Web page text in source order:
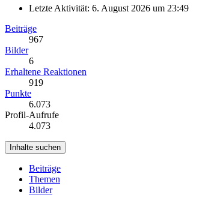
Letzte Aktivität: 6. August 2026 um 23:49
Beiträge
967
Bilder
6
Erhaltene Reaktionen
919
Punkte
6.073
Profil-Aufrufe
4.073
Inhalte suchen
Beiträge
Themen
Bilder